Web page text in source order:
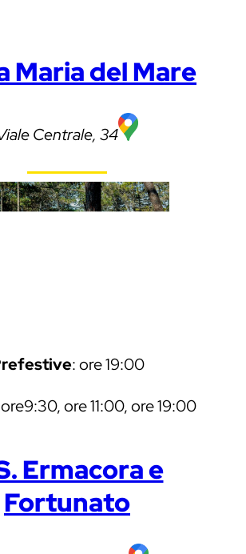
Maria del Mare
Centrale, 34
: ore 19:00
ore 11:00, ore 19:00
Ermacora e
Fortunato